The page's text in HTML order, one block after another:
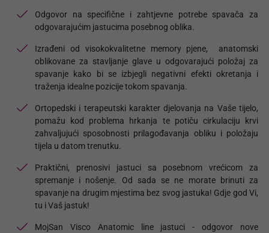
Odgovor na specifične i zahtjevne potrebe spavača za
odgovarajućim jastucima posebnog oblika.
Izrađeni od visokokvalitetne memory pjene, anatomski
oblikovane za stavljanje glave u odgovarajući položaj za
spavanje kako bi se izbjegli negativni efekti okretanja i
traženja idealne pozicije tokom spavanja.
Ortopedski i terapeutski karakter djelovanja na Vaše tijelo,
pomažu kod problema hrkanja te potiču cirkulaciju krvi
zahvaljujući sposobnosti prilagođavanja obliku i položaju
tijela u datom trenutku.
Praktični, prenosivi jastuci sa posebnom vrećicom za
spremanje i nošenje. Od sada se ne morate brinuti za
spavanje na drugim mjestima bez svog jastuka! Gdje god Vi,
tu i Vaš jastuk!
MojSan Visco Anatomic line jastuci - odgovor nove